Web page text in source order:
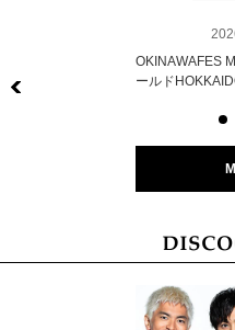
OKINAWAFES
ールド